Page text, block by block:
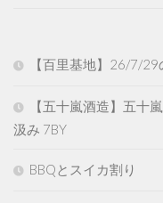
【百里基地】26/7/29
【五十嵐酒造】五十
汲み 7BY
BBQとスイカ割り